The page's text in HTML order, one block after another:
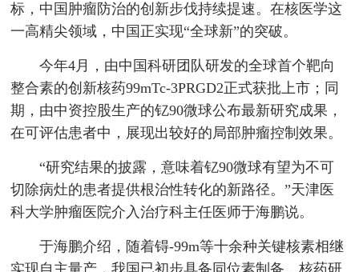
标，中国肿瘤防治的创新步伐持续提速。在核医学这
一高精尖领域，中国正实现“全球新”的突破。
今年4月，由中国科研团队研发的全球首个靶向
整合素的创新核药99mTc-3PRGD2正式获批上市；同
期，由中资控股生产的钇90微球公布最新研究成果，
在可评估患者中，展现出较好的局部肿瘤控制效果。
“研究结果的披露，意味着钇90微球有望为不可
切除病灶的患者提供根治性转化的新路径。”天津医
科大学肿瘤医院介入治疗科主任医师于海鹏说。
于海鹏介绍，随着锝-99m等十余种关键核素相继